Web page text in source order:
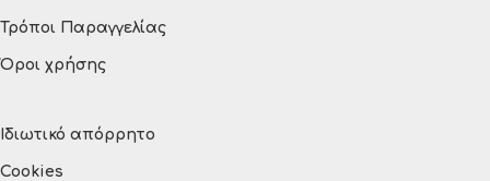
Τρόποι Παραγγελίας
Όροι χρήσης
Ιδιωτικό απόρρητο
Cookies